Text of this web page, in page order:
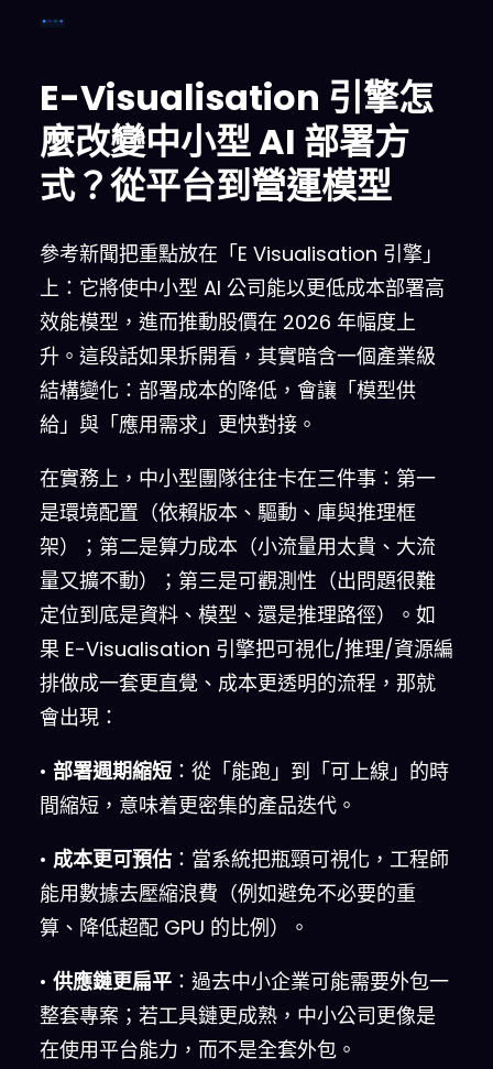
平台
E-Visualisation 引擎怎
麼改變中小型 AI 部署方
式？從平台到營運模型
參考新聞把重點放在「E Visualisation 引擎」
上：它將使中小型 AI 公司能以更低成本部署高
效能模型，進而推動股價在 2026 年幅度上
升。這段話如果拆開看，其實暗含一個產業級
結構變化：部署成本的降低，會讓「模型供
給」與「應用需求」更快對接。
在實務上，中小型團隊往往卡在三件事：第一
是環境配置（依賴版本、驅動、庫與推理框
架）；第二是算力成本（小流量用太貴、大流
量又擴不動）；第三是可觀測性（出問題很難
定位到底是資料、模型、還是推理路徑）。如
果 E-Visualisation 引擎把可視化/推理/資源編
排做成一套更直覺、成本更透明的流程，那就
會出現：
• 部署週期縮短 ：從「能跑」到「可上線」的時
間縮短，意味着更密集的產品迭代。
• 成本更可預估 ：當系統把瓶頸可視化，工程師
能用數據去壓縮浪費（例如避免不必要的重
算、降低超配 GPU 的比例）。
• 供應鏈更扁平 ：過去中小企業可能需要外包一
整套專案；若工具鏈更成熟，中小公司更像是
在使用平台能力，而不是全套外包。